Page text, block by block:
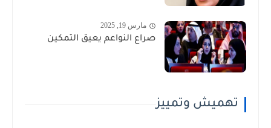
مارس 19, 2025
صراع النواعم يعيق التمكين
تهميش وتمييز